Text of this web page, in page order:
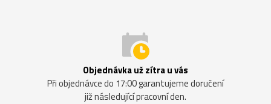
Objednávka už zítra u vás
Při objednávce do 17:00 garantujeme doručení
již následující pracovní den.